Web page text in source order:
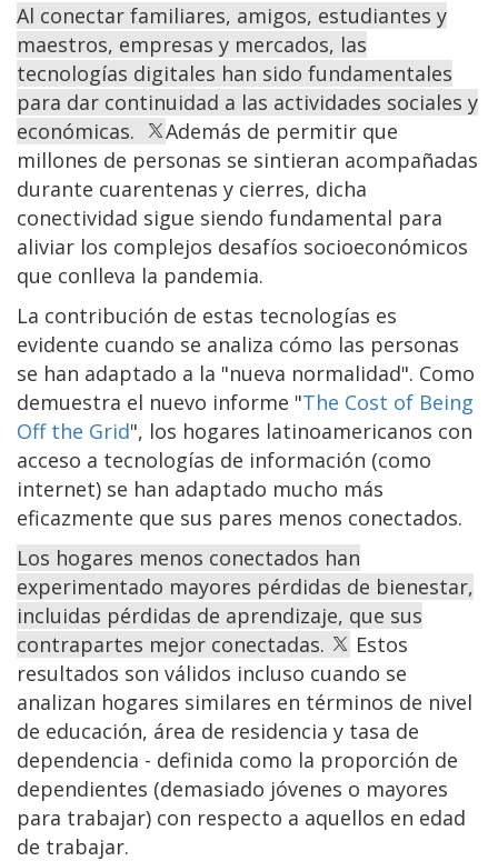
Al conectar familiares, amigos, estudiantes y
maestros, empresas y mercados, las
tecnologías digitales han sido fundamentales
para dar continuidad a las actividades sociales y
económicas.
Además de permitir que
millones de personas se sintieran acompañadas
durante cuarentenas y cierres, dicha
conectividad sigue siendo fundamental para
aliviar los complejos desafíos socioeconómicos
que conlleva la pandemia.
La contribución de estas tecnologías es
evidente cuando se analiza cómo las personas
se han adaptado a la "nueva normalidad". Como
demuestra el nuevo informe "The Cost of Being
Off the Grid", los hogares latinoamericanos con
acceso a tecnologías de información (como
internet) se han adaptado mucho más
eficazmente que sus pares menos conectados.
Los hogares menos conectados han
experimentado mayores pérdidas de bienestar,
incluidas pérdidas de aprendizaje, que sus
contrapartes mejor conectadas.
Estos
resultados son válidos incluso cuando se
analizan hogares similares en términos de nivel
de educación, área de residencia y tasa de
dependencia - definida como la proporción de
dependientes (demasiado jóvenes o mayores
para trabajar) con respecto a aquellos en edad
de trabajar.